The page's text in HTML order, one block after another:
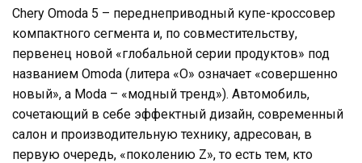
Chery Omoda 5 – переднеприводный купе-кроссовер
компактного сегмента и, по совместительству,
первенец новой «глобальной серии продуктов» под
названием Omoda (литера «O» означает «совершенно
новый», а Moda – «модный тренд»). Автомобиль,
сочетающий в себе эффектный дизайн, современный
салон и производительную технику, адресован, в
первую очередь, «поколению Z», то есть тем, кто